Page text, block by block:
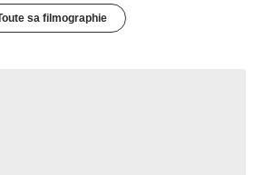
sa filmographie